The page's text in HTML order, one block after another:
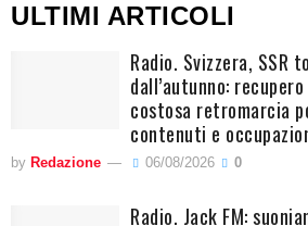
ULTIMI ARTICOLI
Radio. Svizzera, SSR
dall’autunno:
costosa retromarcia
contenuti e
by Redazione 06/08/2026 0
Radio. Jack FM: